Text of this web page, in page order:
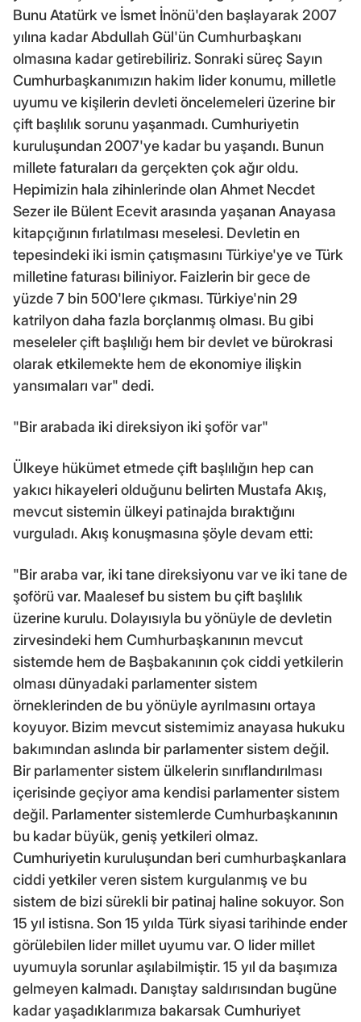
Bunu Atatürk ve İsmet İnönü'den başlayarak 2007
yılına kadar Abdullah Gül'ün Cumhurbaşkanı
olmasına kadar getirebiliriz. Sonraki süreç Sayın
Cumhurbaşkanımızın hakim lider konumu, milletle
uyumu ve kişilerin devleti öncelemeleri üzerine bir
çift başlılık sorunu yaşanmadı. Cumhuriyetin
kuruluşundan 2007'ye kadar bu yaşandı. Bunun
millete faturaları da gerçekten çok ağır oldu.
Hepimizin hala zihinlerinde olan Ahmet Necdet
Sezer ile Bülent Ecevit arasında yaşanan Anayasa
kitapçığının fırlatılması meselesi. Devletin en
tepesindeki iki ismin çatışmasını Türkiye'ye ve Türk
milletine faturası biliniyor. Faizlerin bir gece de
yüzde 7 bin 500'lere çıkması. Türkiye'nin 29
katrilyon daha fazla borçlanmış olması. Bu gibi
meseleler çift başlılığı hem bir devlet ve bürokrasi
olarak etkilemekte hem de ekonomiye ilişkin
yansımaları var" dedi.
"Bir arabada iki direksiyon iki şoför var"
Ülkeye hükümet etmede çift başlılığın hep can
yakıcı hikayeleri olduğunu belirten Mustafa Akış,
mevcut sistemin ülkeyi patinajda bıraktığını
vurguladı. Akış konuşmasına şöyle devam etti:
"Bir araba var, iki tane direksiyonu var ve iki tane de
şoförü var. Maalesef bu sistem bu çift başlılık
üzerine kurulu. Dolayısıyla bu yönüyle de devletin
zirvesindeki hem Cumhurbaşkanının mevcut
sistemde hem de Başbakanının çok ciddi yetkilerin
olması dünyadaki parlamenter sistem
örneklerinden de bu yönüyle ayrılmasını ortaya
koyuyor. Bizim mevcut sistemimiz anayasa hukuku
bakımından aslında bir parlamenter sistem değil.
Bir parlamenter sistem ülkelerin sınıflandırılması
içerisinde geçiyor ama kendisi parlamenter sistem
değil. Parlamenter sistemlerde Cumhurbaşkanının
bu kadar büyük, geniş yetkileri olmaz.
Cumhuriyetin kuruluşundan beri cumhurbaşkanlara
ciddi yetkiler veren sistem kurgulanmış ve bu
sistem de bizi sürekli bir patinaj haline sokuyor. Son
15 yıl istisna. Son 15 yılda Türk siyasi tarihinde ender
görülebilen lider millet uyumu var. O lider millet
uyumuyla sorunlar aşılabilmiştir. 15 yıl da başımıza
gelmeyen kalmadı. Danıştay saldırısından bugüne
kadar yaşadıklarımıza bakarsak Cumhuriyet